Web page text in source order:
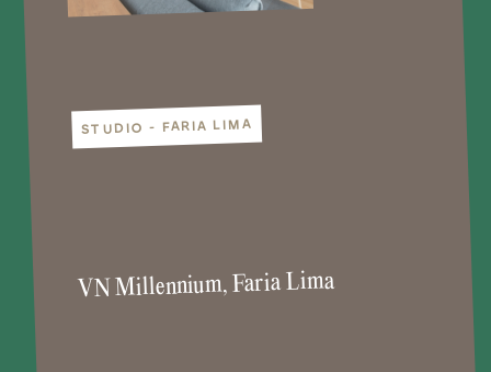
STUDIO - FARIA LIMA
VN Millennium, Faria Lima